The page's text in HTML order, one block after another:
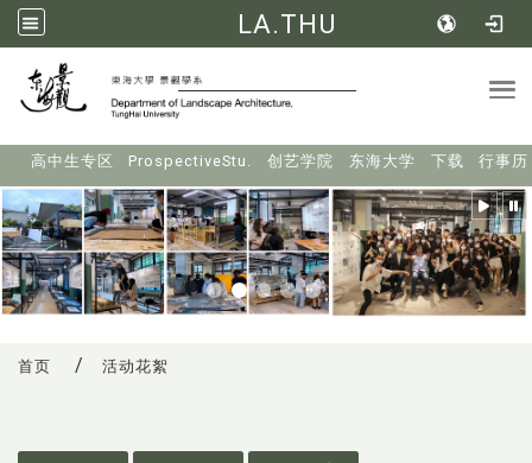
LA.THU
高中生专区 ProspectiveStu. 创艺学院 东海大学 下载 行事历
首页 活动花絮